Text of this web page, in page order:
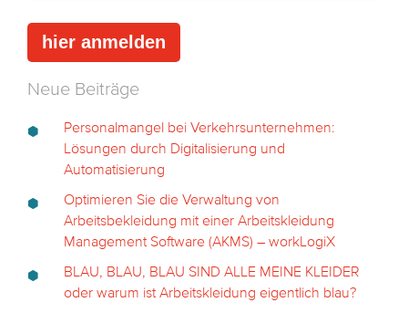
Neue Beiträge
Personalmangel bei Verkehrsunternehmen:
Lösungen durch Digitalisierung und
Automatisierung
Optimieren Sie die Verwaltung von
Arbeitsbekleidung mit einer Arbeitskleidung
Management Software (AKMS) – workLogiX
BLAU, BLAU, BLAU SIND ALLE MEINE KLEIDER
oder warum ist Arbeitskleidung eigentlich blau?